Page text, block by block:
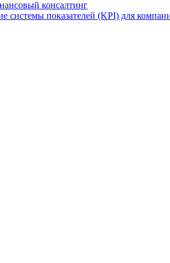
консалтинг
системы показателей (KPI) для